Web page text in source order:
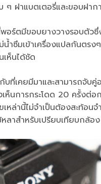
ฝาแบตเตอรี่และขอบฝาก
อร์ตมีขอบยางวางรอบตัว
ำซึมเข้าเครื่องแปลกันตร
ห็นได้ชัด
ที่เคยมีมาและสามารถจับ
นการกระโดด 20 ครั้งต่อ
ล่านี้ไม่จำเป็นต้องสะท้อน
ลาสำหรับเปรียบเทียบกล้อง